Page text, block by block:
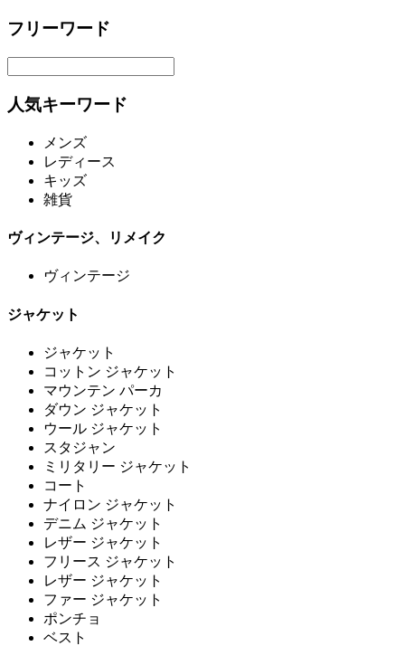
フリーワード
人気キーワード
メンズ
レディース
キッズ
雑貨
ヴィンテージ、リメイク
ヴィンテージ
ジャケット
ジャケット
コットン ジャケット
マウンテン パーカ
ダウン ジャケット
ウール ジャケット
スタジャン
ミリタリー ジャケット
コート
ナイロン ジャケット
デニム ジャケット
レザー ジャケット
フリース ジャケット
レザー ジャケット
ファー ジャケット
ポンチョ
ベスト